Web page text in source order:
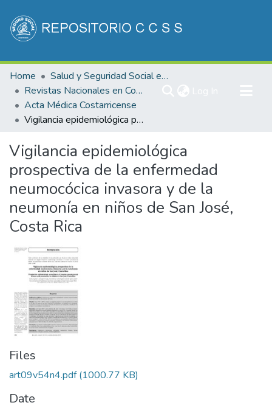
Communities & Collections
All of DSpace
Statistics
Home
Salud y Seguridad Social en Costa Rica
Revistas Nacionales en Costa Rica
Acta Médica Costarricense
Vigilancia epidemiológica prospectiva de la enfermedad neumocócica invasora y de la neumonía en niños de San José, Costa Rica
Vigilancia epidemiológica
prospectiva de la enfermedad
neumocócica invasora y de la
neumonía en niños de San José,
Costa Rica
Files
art09v54n4.pdf(1000.77 KB)
Date